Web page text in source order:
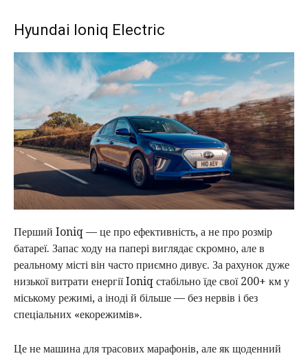
Hyundai Ioniq Electric
Перший Ioniq — це про ефективність, а не про розмір
батареї. Запас ходу на папері виглядає скромно, але в
реальному місті він часто приємно дивує. За рахунок дуже
низької витрати енергії Ioniq стабільно їде свої 200+ км у
міському режимі, а іноді й більше — без нервів і без
спеціальних «екорежимів».
Це не машина для трасових марафонів, але як щоденний